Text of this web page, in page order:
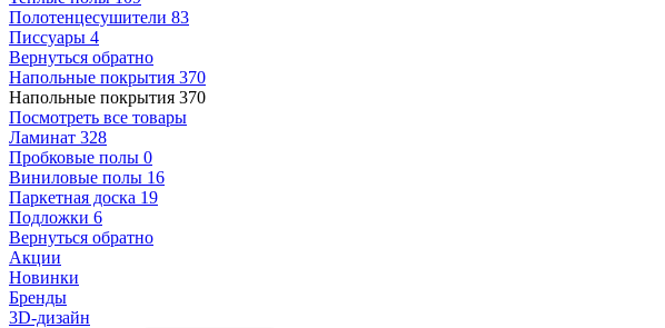
Полотенцесушители 83
Писсуары 4
Вернуться обратно
Напольные покрытия 370
Напольные покрытия 370
Посмотреть все товары
Ламинат 328
Пробковые полы 0
Виниловые полы 16
Паркетная доска 19
Подложки 6
Вернуться обратно
Акции
Новинки
Бренды
3D-дизайн